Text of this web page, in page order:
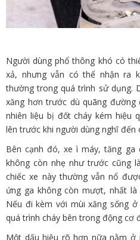
Người dùng phổ thông khó có
xả, nhưng vẫn có thể nhận ra
thường trong quá trình sử dụng.
xăng hơn trước dù quãng đường
nhiên liệu bị đốt cháy kém hiệu
lên trước khi người dùng nghĩ đến
Bên cạnh đó, xe ì máy, tăng ga
không còn nhẹ như trước cũng
chiếc xe này thường vẫn nổ
ứng ga không còn mượt, nhất
Nếu đi kèm với mùi xăng sống
quá trình cháy bên trong động cơ
Một dấu hiệu rõ hơn nữa nằm ở